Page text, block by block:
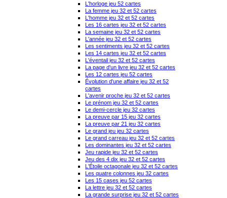
L'horloge jeu 52 cartes
La femme jeu 32 et 52 cartes
L'homme jeu 32 et 52 cartes
Les 16 cartes jeu 32 et 52 cartes
La semaine jeu 32 et 52 cartes
L'année jeu 32 et 52 cartes
Les sentiments jeu 32 et 52 cartes
Les 14 cartes jeu 32 et 52 cartes
L'éventail jeu 32 et 52 cartes
La page d'un livre jeu 32 et 52 cartes
Les 12 cartes jeu 52 cartes
Évolution d'une affaire jeu 32 et 52
cartes
L'avenir proche jeu 32 et 52 cartes
Le prénom jeu 32 et 52 cartes
Le demi-cercle jeu 32 cartes
La preuve par 15 jeu 32 cartes
La preuve par 21 jeu 32 cartes
Le grand jeu jeu 32 cartes
Le grand carreau jeu 32 et 52 cartes
Les dominantes jeu 32 et 52 cartes
Jeu rapide jeu 32 et 52 cartes
Jeu des 4 dix jeu 32 et 52 cartes
L'Étoile octagonale jeu 32 et 52 cartes
Les quatre colonnes jeu 32 cartes
Les 15 cases jeu 52 cartes
La lettre jeu 32 et 52 cartes
La grande surprise jeu 32 et 52 cartes